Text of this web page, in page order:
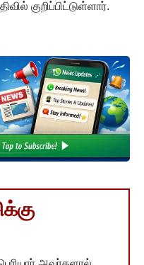
குறிப்பிட்டுள்ளார்.